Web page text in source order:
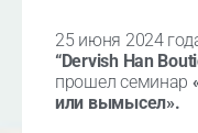
25 июня 2024
“Dervish Han
прошел семинар
или вымысел».